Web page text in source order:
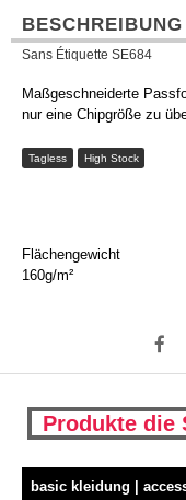
BESCHREIBUNG
Sans Étiquette SE684
Maßgeschneiderte
nur eine Chipgröße zu
Tagless High Stock
Flächengewicht
160g/m²
Produkte die
basic kleidung |